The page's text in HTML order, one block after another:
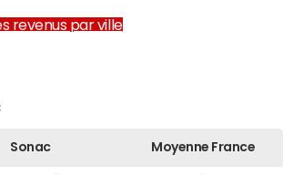
revenus par ville
Sonac Moyenne France